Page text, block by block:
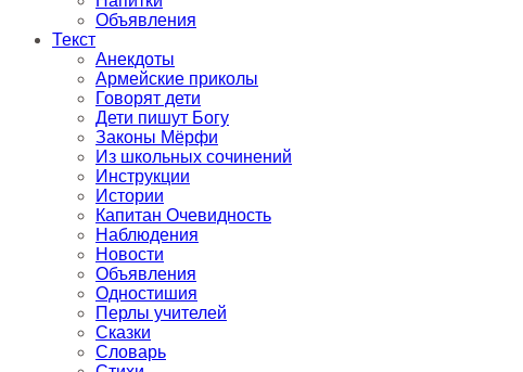
Объявления
Текст
Анекдоты
Армейские приколы
Говорят дети
Дети пишут Богу
Законы Мёрфи
Из школьных сочинений
Инструкции
Истории
Капитан Очевидность
Наблюдения
Новости
Объявления
Одностишия
Перлы учителей
Сказки
Словарь